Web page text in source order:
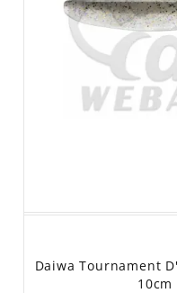
Daiwa Tournament